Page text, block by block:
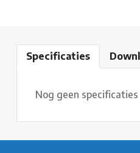
Specificaties
Nog geen